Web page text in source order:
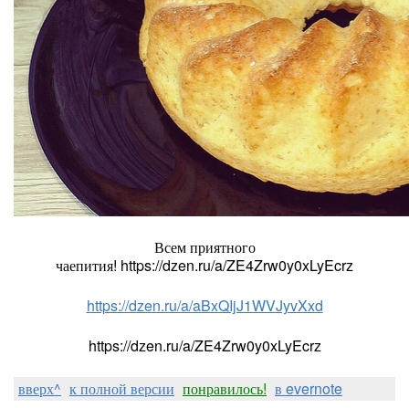
Всем приятного
чаепития! https://dzen.ru/a/ZE4Zrw0y0xLyEcrz
https://dzen.ru/a/aBxQIjJ1WVJyvXxd
https://dzen.ru/a/ZE4Zrw0y0xLyEcrz
вверх^ к полной версии понравилось! в evernote